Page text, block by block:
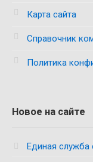
Карта сайта
Справочник
Политика
Новое на сайте
Единая служба